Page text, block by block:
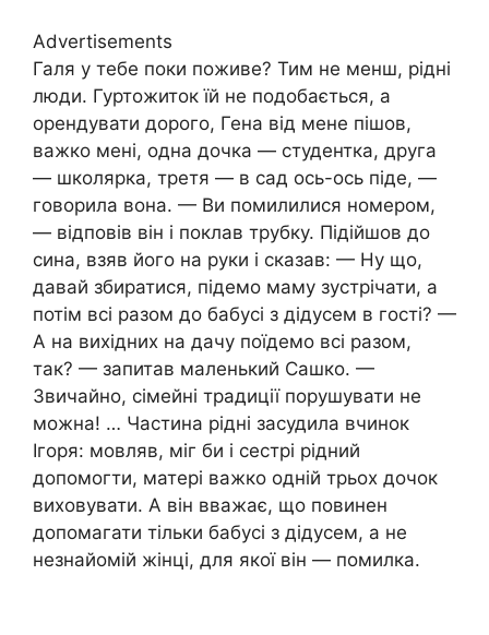
Advertisements
Галя у тебе поки поживе? Тим не менш, рідні
люди. Гуртожиток їй не подобається, а
орендувати дорого, Гена від мене пішов,
важко мені, одна дочка — студентка, друга
— школярка, третя — в сад ось-ось піде, —
говорила вона. — Ви помилилися номером,
— відповів він і поклав трубку. Підійшов до
сина, взяв його на руки і сказав: — Ну що,
давай збиратися, підемо маму зустрічати, а
потім всі разом до бабусі з дідусем в гості? —
А на вихідних на дачу поїдемо всі разом,
так? — запитав маленький Сашко. —
Звичайно, сімейні традиції порушувати не
можна! … Частина рідні засудила вчинок
Ігоря: мовляв, міг би і сестрі рідний
допомогти, матері важко одній трьох дочок
виховувати. А він вважає, що повинен
допомагати тільки бабусі з дідусем, а не
незнайомій жінці, для якої він — помилка.